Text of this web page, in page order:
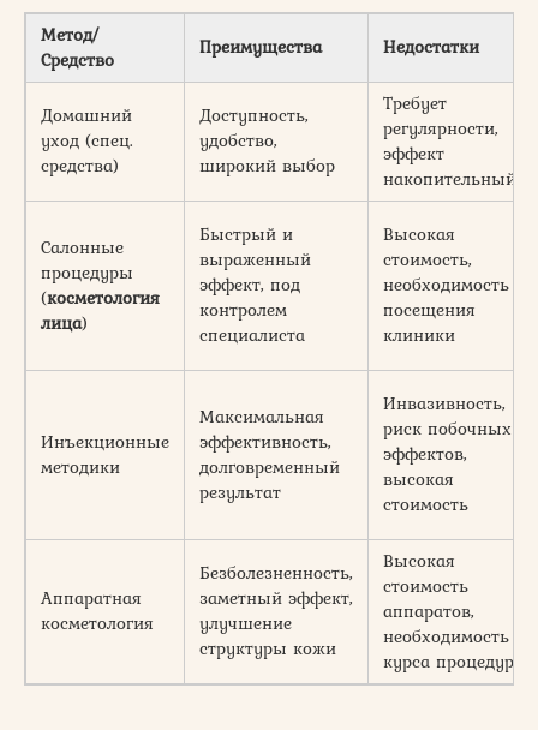
Метод/
Средство
Преимущества Недостатки
Домашний
уход (спец.
средства)
Доступность,
удобство,
широкий выбор
Требует
регулярности,
эффект
накопительный
Салонные
процедуры
(косметология
лица)
Быстрый и
выраженный
эффект, под
контролем
специалиста
Высокая
стоимость,
необходимость
посещения
клиники
Инъекционные
методики
Максимальная
эффективность,
долговременный
результат
Инвазивность,
риск побочных
эффектов,
высокая
стоимость
Аппаратная
косметология
Безболезненность,
заметный эффект,
улучшение
структуры кожи
Высокая
стоимость
аппаратов,
необходимость
курса процедур